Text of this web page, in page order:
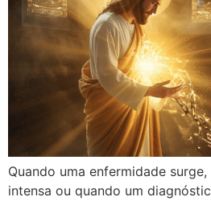
Quando uma enfermidade
intensa ou quando um